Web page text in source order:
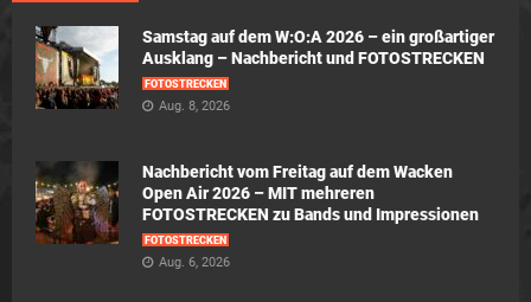
Samstag auf dem W:O:A 2026 – ein großartiger
Ausklang – Nachbericht und FOTOSTRECKEN
FOTOSTRECKEN
Aug. 8, 2026
Nachbericht vom Freitag auf dem Wacken
Open Air 2026 – MIT mehreren
FOTOSTRECKEN zu Bands und Impressionen
FOTOSTRECKEN
Aug. 6, 2026